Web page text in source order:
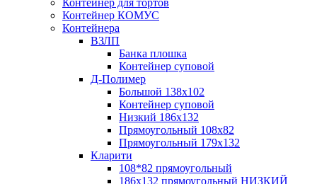
Контейнер КОМУС
Контейнера
ВЗЛП
Банка плошка
Контейнер суповой
Д-Полимер
Большой 138х102
Контейнер суповой
Низкий 186х132
Прямоугольный 108х82
Прямоугольный 179х132
Кларити
108*82 прямоугольный
186х132 прямоугольный НИЗКИЙ